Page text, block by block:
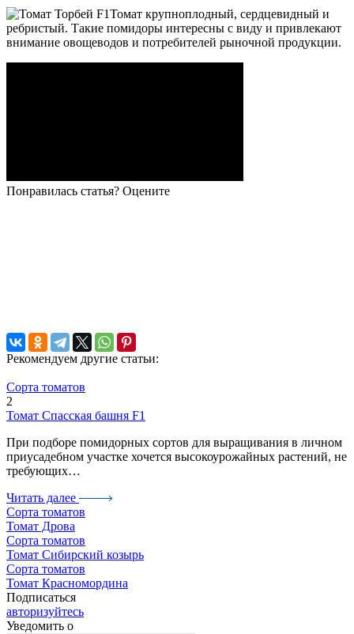
Томат крупноплодный, сердцевидный и
ребристый. Такие помидоры интересны с виду и привлекают
внимание овощеводов и потребителей рыночной продукции.
Понравилась статья? Оцените
Рекомендуем другие статьи:
Сорта томатов
2
Томат Спасская башня F1
При подборе помидорных сортов для выращивания в личном
приусадебном участке хочется высокоурожайных растений, не
требующих…
Читать далее
Сорта томатов
Томат Дрова
Сорта томатов
Томат Сибирский козырь
Сорта томатов
Томат Красномордина
Подписаться
авторизуйтесь
Уведомить о